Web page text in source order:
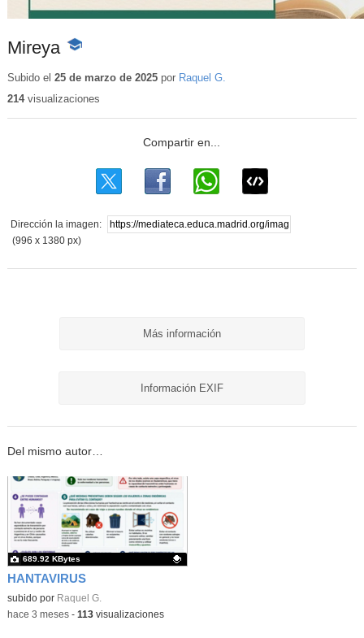
Mireya -
educativo
Subido el 25 de marzo de 2025por Raquel G.
214visualizaciones
Dirección la imagen:
(996 x 1380 px)
Más información
Información EXIF
Del mismo autor…
HANTAVIRUS
Contenido educativo.
subido por Raquel G.
689.92 KBytes
-hace 3 meses- 113visualizaciones